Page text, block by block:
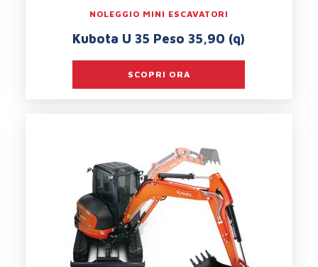
NOLEGGIO MINI ESCAVATORI
Kubota U 35 Peso 35,90 (q)
SCOPRI ORA